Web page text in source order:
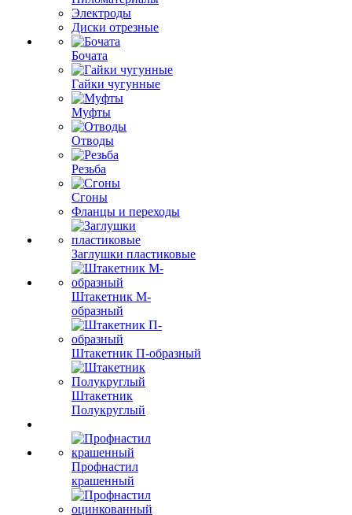
Электроды
Диски отрезные
Бочата
Гайки чугунные
Муфты
Отводы
Резьба
Сгоны
Фланцы и переходы
Заглушки пластиковые
Штакетник М-
образный
Штакетник П-образный
Штакетник
Полукруглый
Профнастил
крашенный